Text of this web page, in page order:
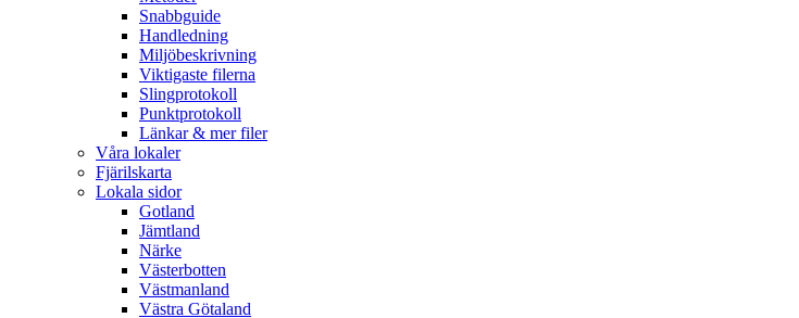
Snabbguide
Handledning
Miljöbeskrivning
Viktigaste filerna
Slingprotokoll
Punktprotokoll
Länkar & mer filer
Våra lokaler
Fjärilskarta
Lokala sidor
Gotland
Jämtland
Närke
Västerbotten
Västmanland
Västra Götaland